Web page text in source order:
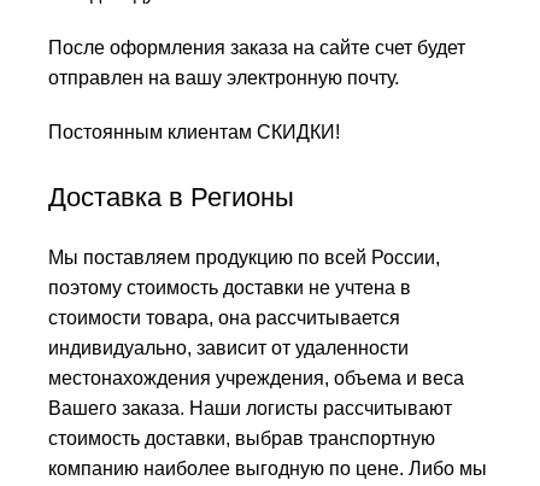
После оформления заказа на сайте счет будет
отправлен на вашу электронную почту.
Постоянным клиентам СКИДКИ!
Доставка в Регионы
Мы поставляем продукцию по всей России,
поэтому стоимость доставки не учтена в
стоимости товара, она рассчитывается
индивидуально, зависит от удаленности
местонахождения учреждения, объема и веса
Вашего заказа. Наши логисты рассчитывают
стоимость доставки, выбрав транспортную
компанию наиболее выгодную по цене. Либо мы